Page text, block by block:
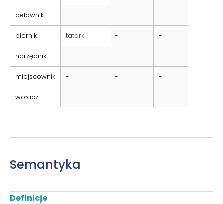
celownik - - -
biernik tatarki - -
narzędnik - - -
miejscownik - - -
wołacz - - -
Semantyka
Definicje